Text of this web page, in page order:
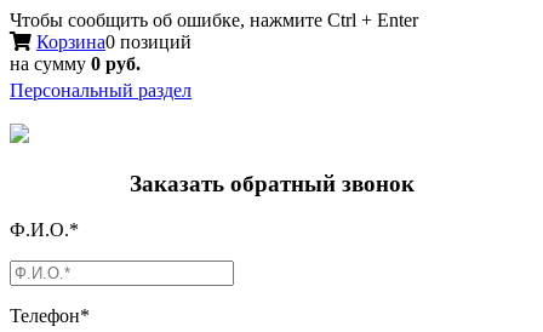
Чтобы сообщить об ошибке, нажмите Ctrl + Enter
Корзина0 позиций
на сумму 0 руб.
Персональный раздел
Заказать обратный звонок
Ф.И.О.*
Телефон*